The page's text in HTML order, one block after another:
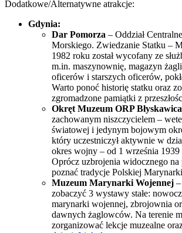
Dodatkowe/Alternatywne atrakcje:
Gdynia:
Dar Pomorza – Oddział
Morskiego. Zwiedzanie Statku –
1982 roku został wycofany ze
m.in. maszynownię, magazyn
oficerów i starszych oficerów,
Warto ponoć historię statku oraz
zgromadzone pamiątki z
Okręt Muzeum ORP Błyskawica
zachowanym niszczycielem –
światowej i jedynym bojowym
który uczestniczył aktywnie w
okres wojny – od 1 września 1939
Oprócz uzbrojenia widocznego na
poznać tradycje Polskiej
Muzeum Marynarki Wojennej
zobaczyć 3 wystawy stałe:
marynarki wojennej, zbrojownia
dawnych żaglowców. Na terenie
zorganizować lekcje muzealne